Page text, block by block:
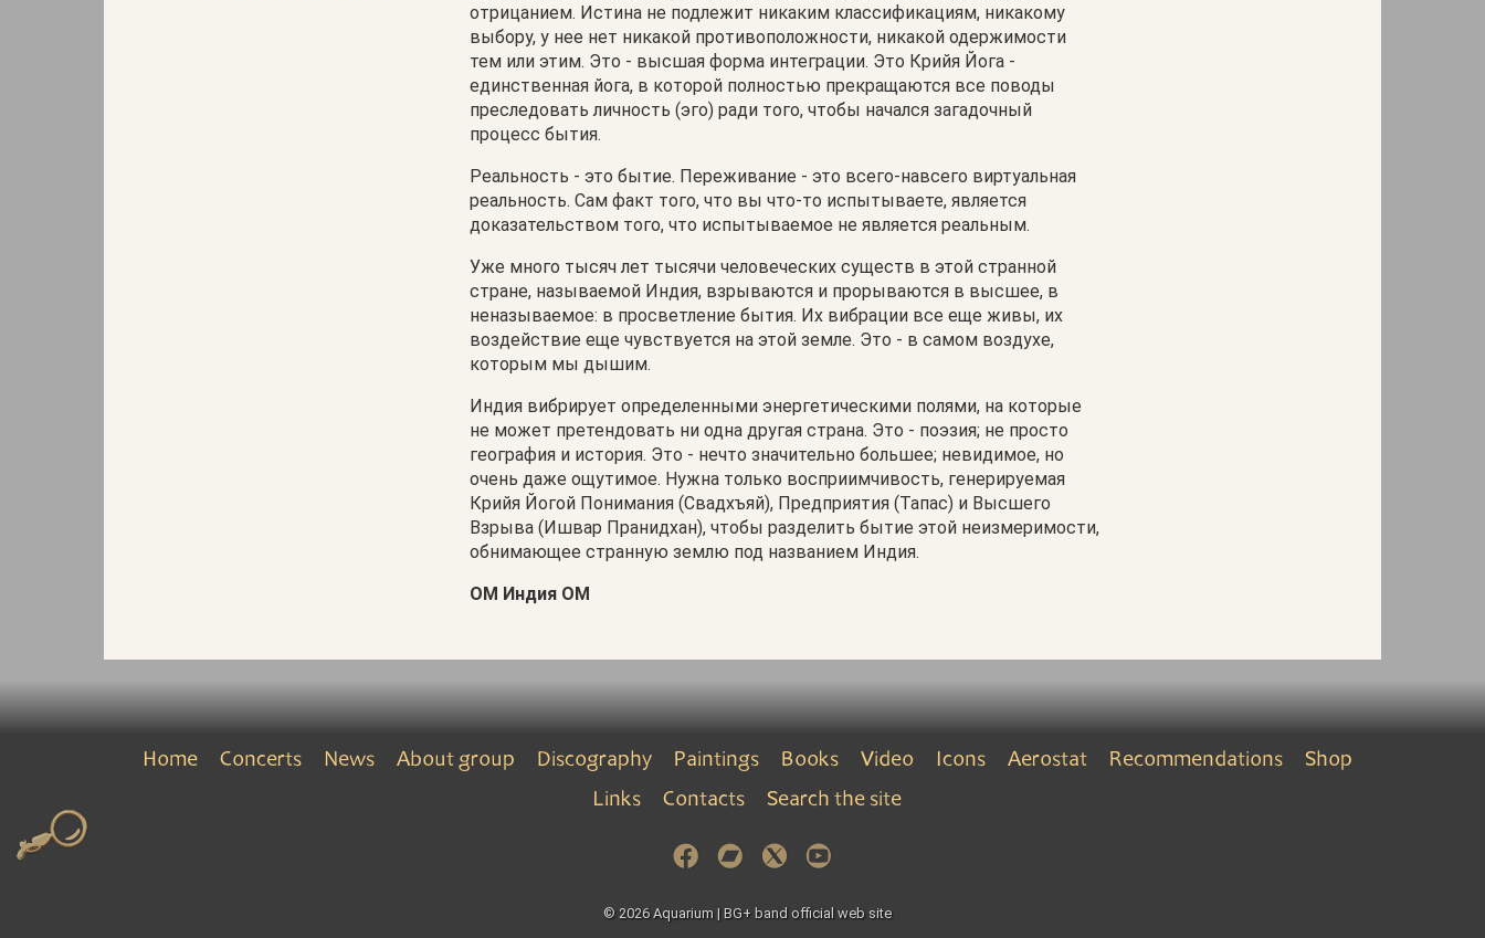
отрицанием. Истина не подлежит никаким классификациям, никакому
выбору, у нее нет никакой противоположности, никакой одержимости
тем или этим. Это - высшая форма интеграции. Это Крийя Йога -
единственная йога, в которой полностью прекращаются все поводы
преследовать личность (эго) ради того, чтобы начался загадочный
процесс бытия.
Реальность - это бытие. Переживание - это всего-навсего виртуальная
реальность. Сам факт того, что вы что-то испытываете, является
доказательством того, что испытываемое не является реальным.
Уже много тысяч лет тысячи человеческих существ в этой странной
стране, называемой Индия, взрываются и прорываются в высшее, в
неназываемое: в просветление бытия. Их вибрации все еще живы, их
воздействие еще чувствуется на этой земле. Это - в самом воздухе,
которым мы дышим.
Индия вибрирует определенными энергетическими полями, на которые
не может претендовать ни одна другая страна. Это - поэзия; не просто
география и история. Это - нечто значительно большее; невидимое, но
очень даже ощутимое. Нужна только восприимчивость, генерируемая
Крийя Йогой Понимания (Свадхъяй), Предприятия (Тапас) и Высшего
Взрыва (Ишвар Пранидхан), чтобы разделить бытие этой неизмеримости,
обнимающее странную землю под названием Индия.
ОМ Индия ОМ
Home Concerts News About group Discography Paintings Books Video Icons Aerostat Recommendations
Shop
Links
Contacts Search the site
© 2026 Aquarium | BG+ band official web site